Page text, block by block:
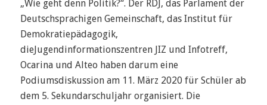
„Wie geht denn Politik?“. Der RDJ, das Parlament der
Deutschsprachigen Gemeinschaft, das Institut für
Demokratiepädagogik,
dieJugendinformationszentren JIZ und Infotreff,
Ocarina und Alteo haben darum eine
Podiumsdiskussion am 11. März 2020 für Schüler ab
dem 5. Sekundarschuljahr organisiert. Die